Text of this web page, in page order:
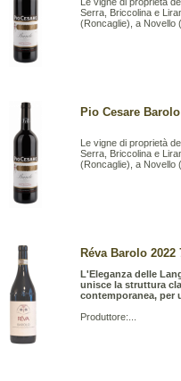
Serra, Briccolina e
(Roncaglie), a Novello
Pio Cesare
Le vigne di proprietà
Serra, Briccolina e
(Roncaglie), a Novello
Réva Barolo
L'Eleganza delle
unisce la struttura
contemporanea, per
Produttore:...